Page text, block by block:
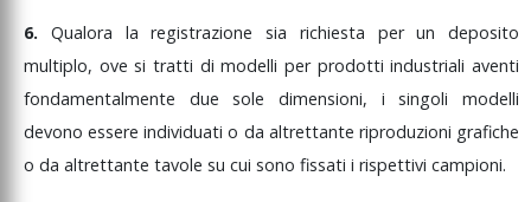
6. Qualora laregistrazione sia richiesta perun deposito
multiplo, ovesitratti dimodelliper prodottiindustrialiaventi
fondamentalmente duesoledimensioni, isingolimodelli
devonoessereindividuatio da altrettante riproduzioni grafiche
o da altrettante tavole su cui sono fissati i rispettivi campioni.